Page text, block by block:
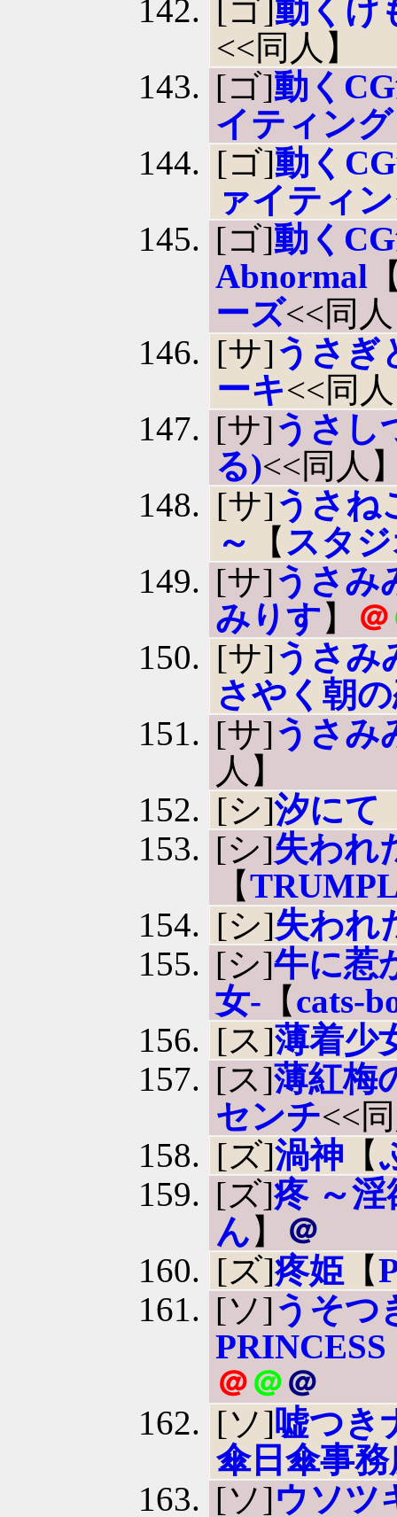
[ゴ]動くけ
<<同人】
[ゴ]動く
イティン
[ゴ]動く
ァイティ
[ゴ]動く
Abnormal
ーズ<<同
[サ] うさぎ
ーキ<<同
[サ] うさし
る)<<同人
[サ] うさね
～
【 スタ
[サ] うさみ
みりす 】 ＠
[サ] うさ
さやく朝
[サ] うさみ
人】
[シ]汐にて
[シ]失われ
【
[シ]失われ
[シ]牛に惹
女- 【cats-
[ス]薄着少
[ス]薄紅梅
センチ<<
[ズ]渦神 【
[ズ]疼 ～
ん 】
＠
[ズ]疼姫 【
[ソ] うそつ
＠＠＠
[ソ]嘘つき
傘日傘事務
[ソ]ウソツ